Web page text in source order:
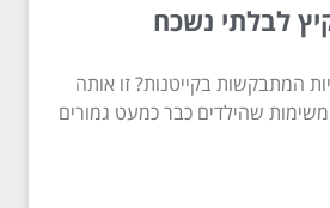
לבלתי נשכח
המתבקשות בקייטנות? זו אותה
שהילדים כבר כמעט גמורים